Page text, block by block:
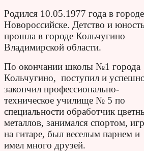
Родился 10.05.1977 года в городе
Новороссийске. Детство и юность
прошла в городе Кольчугино
Владимирской области.
По окончании школы №1 города
Кольчугино, поступил и
закончил профессионально-
техническое училище № 5 по
специальности обработчик
металлов, занимался спортом,
на гитаре, был веселым парнем и
имел много друзей.